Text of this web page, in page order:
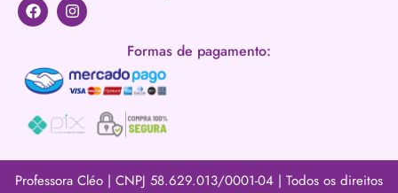
Formas de pagamento:
Professora Cléo | CNPJ 58.629.013/0001-04 | Todos os direitos